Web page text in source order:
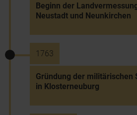
Beginn der
Neustadt und Neunkirchen
1763
Gründung der
in Klosterneuburg